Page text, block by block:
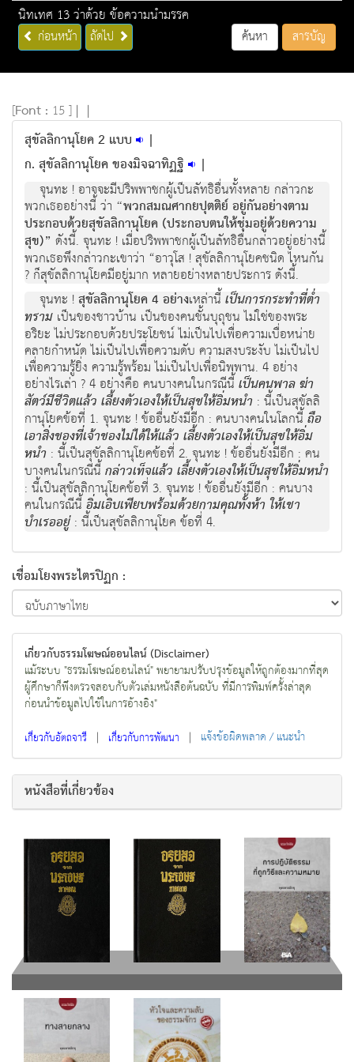
นิทเทศ 13 ว่าด้วย ข้อความนำมรรค
ก่อนหน้า ถัดไป ค้นหา สารบัญ
[Font : 15 ] | |
สุขัลลิกานุโยค 2 แบบ
|
ก. สุขัลลิกานุโยค ของมิจฉาทิฏฐิ
|
จุนทะ ! อาจจะมีปริพพาชกผู้เป็นลัทธิอื่นทั้งหลาย กล่าวกะ
พวกเธออย่างนี้ ว่า “พวกสมณศากยปุตติย์ อยู่กันอย่างตาม
ประกอบด้วยสุขัลลิกานุโยค (ประกอบตนให้ชุ่มอยู่ด้วยความ
สุข)” ดังนี้. จุนทะ ! เมื่อปริพพาชกผู้เป็นลัทธิอื่นกล่าวอยู่อย่างนี้
พวกเธอพึงกล่าวกะเขาว่า “อาวุโส ! สุขัลลิกานุโยคชนิด ไหนกัน
? ก็สุขัลลิกานุโยคมีอยู่มาก หลายอย่างหลายประการ ดังนี้.
จุนทะ !สุขัลลิกานุโยค 4 อย่างเหล่านี้เป็นการกระทำที่ต่ำ
ทราม เป็นของชาวบ้าน เป็นของคนชั้นบุถุชน ไม่ใช่ของพระ
อริยะ ไม่ประกอบด้วยประโยชน์ ไม่เป็นไปเพื่อความเบื่อหน่าย
คลายกำหนัด ไม่เป็นไปเพื่อความดับ ความสงบระงับ ไม่เป็นไป
เพื่อความรู้ยิ่ง ความรู้พร้อม ไม่เป็นไปเพื่อนิพพาน. 4 อย่าง
อย่างไรเล่า ? 4 อย่างคือ คนบางคนในกรณีนี้ เป็นคนพาล ฆ่า
สัตว์มีชีวิตแล้ว เลี้ยงตัวเองให้เป็นสุขให้อิ่มหนำ : นี้เป็นสุขัลลิ
กานุโยคข้อที่ 1. จุนทะ ! ข้ออื่นยังมีอีก : คนบางคนในโลกนี้ถือ
เอาสิ่งของที่เจ้าของไม่ได้ให้แล้ว เลี้ยงตัวเองให้เป็นสุขให้อิ่ม
หนำ : นี้เป็นสุขัลลิกานุโยคข้อที่ 2. จุนทะ ! ข้ออื่นยังมีอีก : คน
บางคนในกรณีนี้ กล่าวเท็จแล้ว เลี้ยงตัวเองให้เป็นสุขให้อิ่มหนำ
: นี้เป็นสุขัลลิกานุโยคข้อที่ 3. จุนทะ ! ข้ออื่นยังมีอีก : คนบาง
คนในกรณีนี้อิ่มเอิบเพียบพร้อมด้วยกามคุณทั้งห้า ให้เขา
บำเรออยู่: นี้เป็นสุขัลลิกานุโยค ข้อที่ 4.
เชื่อมโยงพระไตรปิฏก :
เกี่ยวกับธรรมโฆษณ์ออนไลน์ (Disclaimer)
แม้ระบบ "ธรรมโฆษณ์ออนไลน์" พยายามปรับปรุงข้อมูลให้ถูกต้องมากที่สุด
ผู้ศึกษาก็พึงตรวจสอบกับตัวเล่มหนังสือต้นฉบับ ที่มีการพิมพ์ครั้งล่าสุด
ก่อนนำข้อมูลไปใช้ในการอ้างอิง"
เกี่ยวกับอัตถจารี | เกี่ยวกับการพัฒนา | แจ้งข้อผิดพลาด / แนะนำ
หนังสือที่เกี่ยวข้อง